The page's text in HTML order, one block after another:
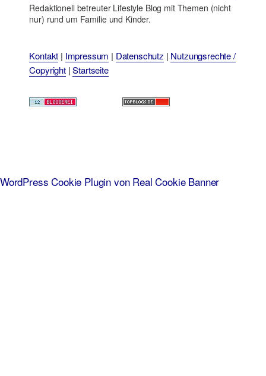
Redaktionell betreuter Lifestyle Blog mit Themen (nicht
nur) rund um Familie und Kinder.
Kontakt | Impressum | Datenschutz | Nutzungsrechte /
Copyright|Startseite
WordPress Cookie Plugin von Real Cookie Banner